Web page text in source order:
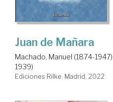
Juan de Mañara
Machado, Manuel (1874-1947)
1939)
Ediciones Rilke. Madrid, 2022